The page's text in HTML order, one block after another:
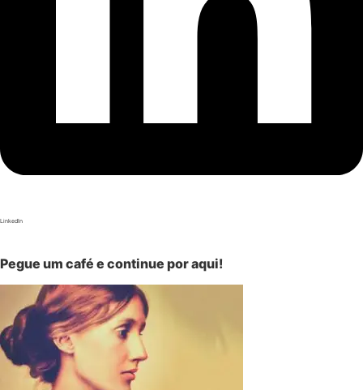
LinkedIn
Pegue um café e continue por aqui!